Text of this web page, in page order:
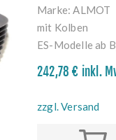
Marke: ALMOT
mit Kolben
ES-Modelle ab
242,78 € inkl.
zzgl. Versand